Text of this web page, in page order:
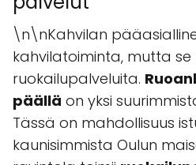
\n\nKahvilan
kahvilatoiminta, mutta
ruokailupalveluita.
päällä on yksi
Tässä on mahdollisuus
kaunisimmista Oulun